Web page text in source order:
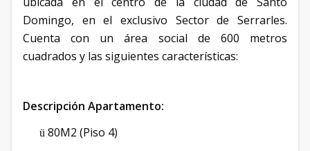
Domingo, en el exclusivo Sector de Serrarles.
Cuenta con un área social de 600 metros
cuadrados y las siguientes características:
Descripción Apartamento:
ü 80M2 (Piso 4)